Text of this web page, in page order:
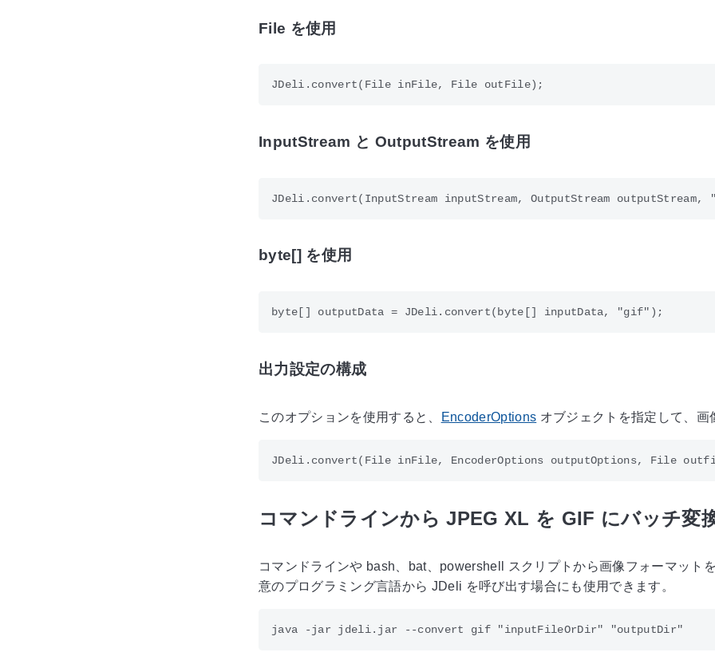
File を使用
InputStream と OutputStream を使用
byte[] を使用
出力設定の構成
このオプションを使用すると、 EncoderOptions オブジェクトを指定して、
コマンドラインから JPEG XL を GIF にバッチ変
コマンドラインや bash、bat、powershell スクリプトから画像フォーマット
意のプログラミング言語から JDeli を呼び出す場合にも使用できます。